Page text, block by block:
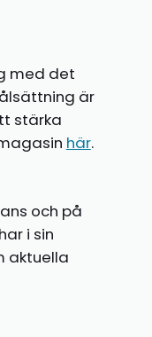
med det
är
stärka
här.
och på
i sin
aktuella